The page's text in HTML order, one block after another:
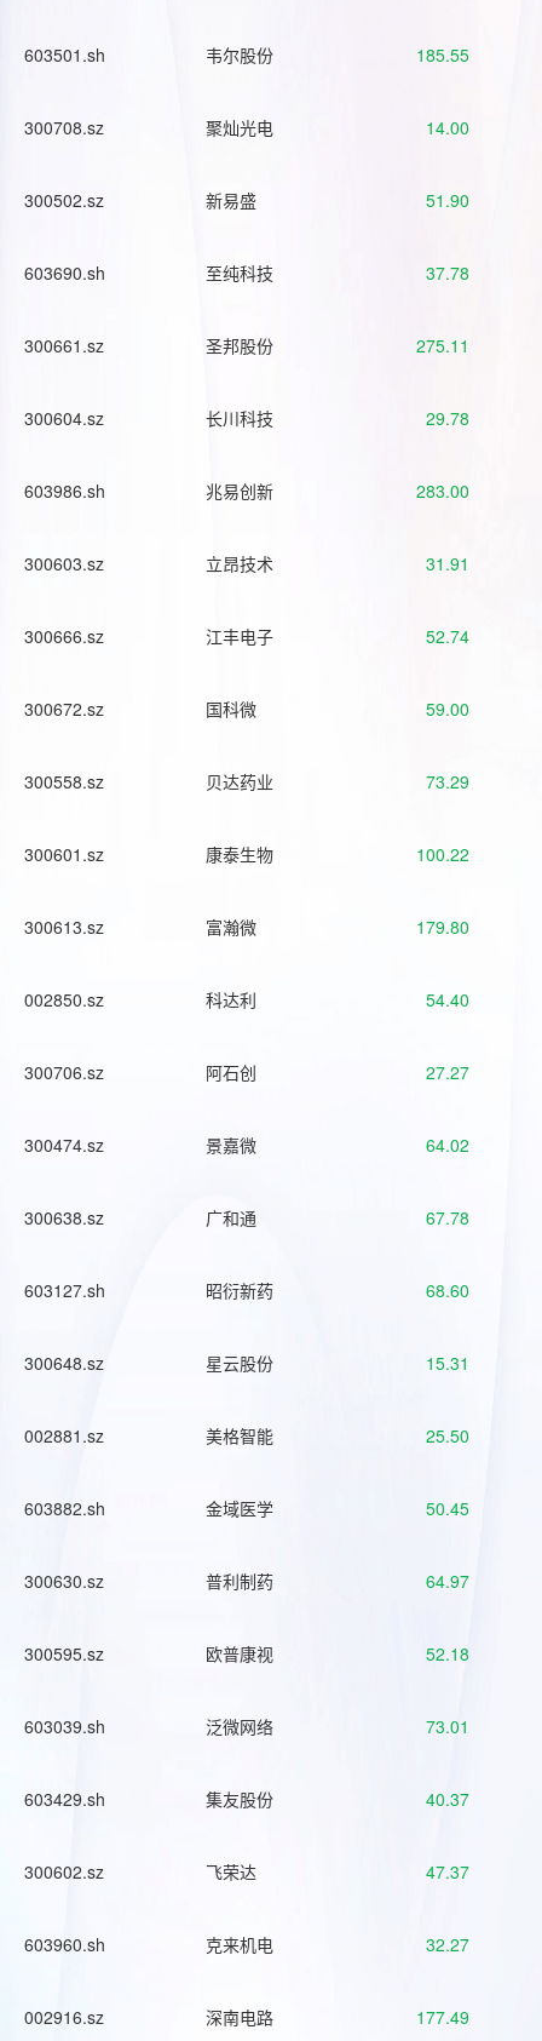
603501.sh 韦尔股份 185.55
300708.sz 聚灿光电 14.00
300502.sz 新易盛 51.90
603690.sh 至纯科技 37.78
300661.sz 圣邦股份 275.11
300604.sz 长川科技 29.78
603986.sh 兆易创新 283.00
300603.sz 立昂技术 31.91
300666.sz 江丰电子 52.74
300672.sz 国科微 59.00
300558.sz 贝达药业 73.29
300601.sz 康泰生物 100.22
300613.sz 富瀚微 179.80
002850.sz 科达利 54.40
300706.sz 阿石创 27.27
300474.sz 景嘉微 64.02
300638.sz 广和通 67.78
603127.sh 昭衍新药 68.60
300648.sz 星云股份 15.31
002881.sz 美格智能 25.50
603882.sh 金域医学 50.45
300630.sz 普利制药 64.97
300595.sz 欧普康视 52.18
603039.sh 泛微网络 73.01
603429.sh 集友股份 40.37
300602.sz 飞荣达 47.37
603960.sh 克来机电 32.27
002916.sz 深南电路 177.49